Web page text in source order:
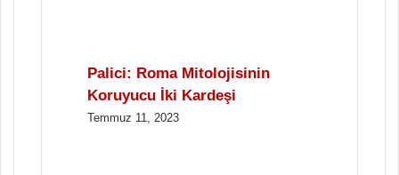
Palici: Roma Mitolojisinin
Koruyucu İki Kardeşi
Temmuz 11, 2023